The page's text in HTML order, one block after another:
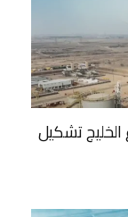
الخليج تشكيل